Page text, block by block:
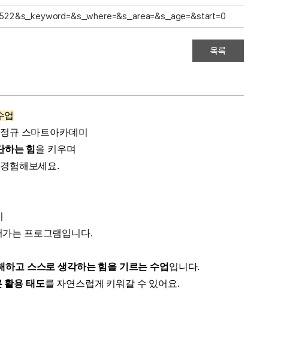
목록
업
규 스마트아카데미
하는 힘을 키우며
험해보세요.
는 프로그램입니다.
하고 스스로 생각하는 힘을 기르는 수업 입니다.
활용 태도를 자연스럽게 키워갈 수 있어요.